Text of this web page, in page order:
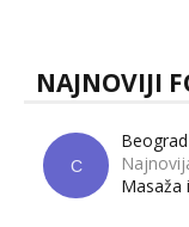
NAJNOVIJI
C
Masaža